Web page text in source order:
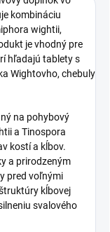
kombináciu
wightii,
je vhodný pre
hľadajú tablety s
Wightovho, chebuly
na pohybový
a Tinospora
kostí a kĺbov.
a prirodzeným
pred voľnými
kĺbovej
svalového